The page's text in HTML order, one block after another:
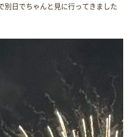
別日でちゃんと見に行ってきました